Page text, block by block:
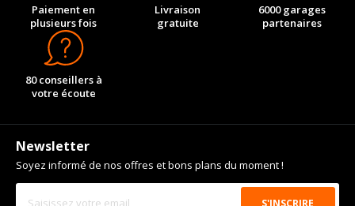
Nom du modele
ES11
Motorisation
Année de début de
Energie
Année de début de
2022-09-01
Année de fin de
motorisation
2023-12-01
Code motorisation
TZ153XS001,TZ180XS009
Paiement en
plusieurs fois
Livraison
gratuite
6000 garages
partenaires
80 conseillers à
votre écoute
Newsletter
Soyez informé de nos offres et bons plans du moment !